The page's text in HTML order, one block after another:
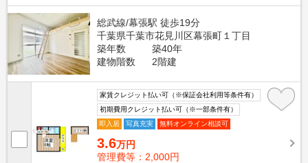
総武線/幕張駅 徒歩19分
千葉県千葉市花見川区幕張町１丁目
築年数
築40年
建物階数
2階建
家賃クレジット払い可（※保証会社利用等条件有）
初期費用クレジット払い可（※一部条件有）
即入居
写真充実 無料オンライン相談可
3.6万円
管理費等：2,000円